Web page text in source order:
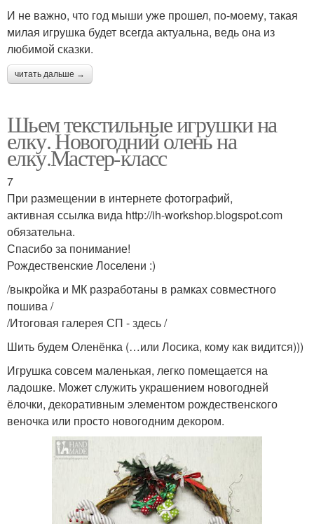
И не важно, что год мыши уже прошел, по-моему, такая
милая игрушка будет всегда актуальна, ведь она из
любимой сказки.
читать дальше →
Шьем текстильные игрушки на
елку. Новогодний олень на
елку.Мастер-класс
7
При размещении в интернете фотографий,
активная ссылка вида http://ih-workshop.blogspot.com
обязательна.
Спасибо за понимание!
Рождественские Лоселени :)
/выкройка и МК разработаны в рамках совместного
пошива /
/Итоговая галерея СП - здесь /
Шить будем Оленёнка (…или Лосика, кому как видится)))
Игрушка совсем маленькая, легко помещается на
ладошке. Может служить украшением новогодней
ёлочки, декоративным элементом рождественского
веночка или просто новогодним декором.